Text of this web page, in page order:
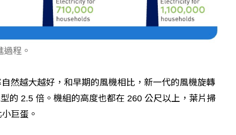
程。
然越大越好，和早期的風機相比，新一代的風機旋轉
的 2.5 倍。機組的高度也都在 260 公尺以上，葉片掃
巨蛋。